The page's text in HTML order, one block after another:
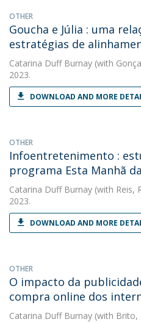
OTHER
Goucha e Júlia : uma
estratégias de
Catarina Duff Burnay (with
2023.
DOWNLOAD AND MORE
OTHER
Infoentretenimento :
programa Esta Manhã
Catarina Duff Burnay (with Reis,
2023.
DOWNLOAD AND MORE
OTHER
O impacto da
compra online dos
Catarina Duff Burnay (with Brito,